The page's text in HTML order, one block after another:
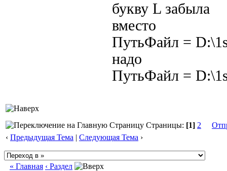
букву L забыла
вместо
ПутьФайл =
надо
ПутьФайл =
Страницы: [1] 2
‹ Предыдущая Тема | Следующая Тема ›
« Главная ‹ Раздел